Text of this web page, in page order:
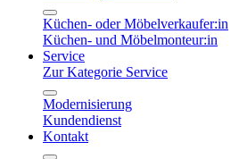
Küchen- oder Möbelverkaufer:in
Küchen- und Möbelmonteur:in
Service
Zur Kategorie Service
Modernisierung
Kundendienst
Kontakt